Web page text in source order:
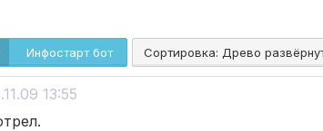
Инфостарт бот Сортировка: Древо
13:55